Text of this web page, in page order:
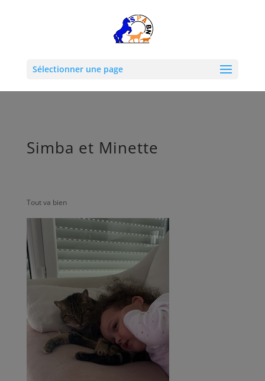
Sélectionner une page
Simba et Minette
‌Tout va bien